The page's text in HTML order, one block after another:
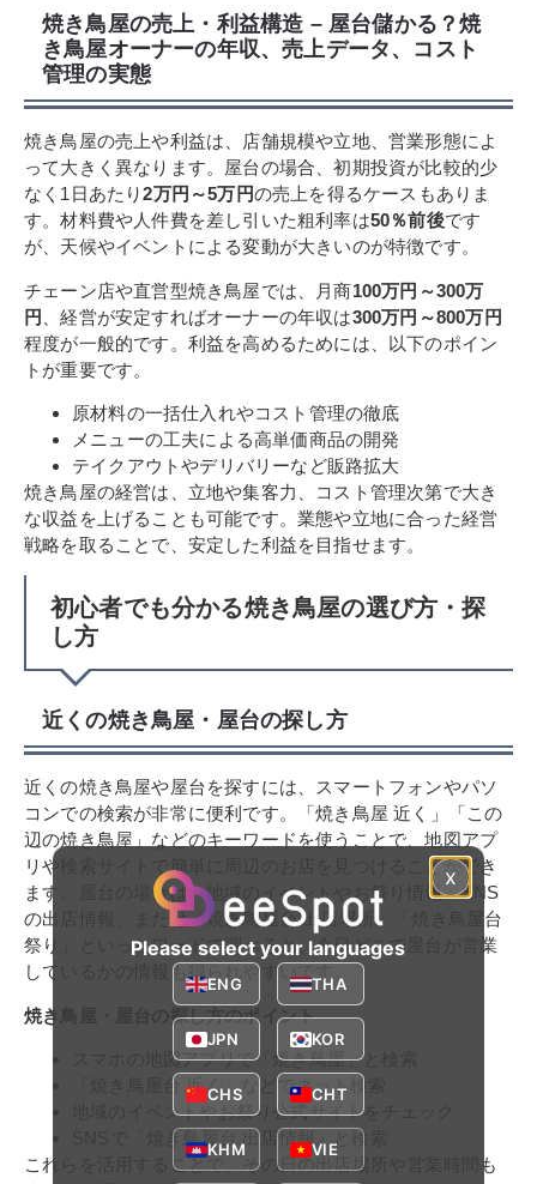
焼き鳥屋の売上・利益構造 – 屋台儲かる？焼
き鳥屋オーナーの年収、売上データ、コスト
管理の実態
焼き鳥屋の売上や利益は、店舗規模や立地、営業形態によ
って大きく異なります。屋台の場合、初期投資が比較的少
なく1日あたり2万円～5万円の売上を得るケースもありま
す。材料費や人件費を差し引いた粗利率は50％前後です
が、天候やイベントによる変動が大きいのが特徴です。
チェーン店や直営型焼き鳥屋では、月商100万円～300万
円
、経営が安定すればオーナーの年収は300万円～800万円
程度が一般的です。利益を高めるためには、以下のポイン
トが重要です。
原材料の一括仕入れやコスト管理の徹底
メニューの工夫による高単価商品の開発
テイクアウトやデリバリーなど販路拡大
焼き鳥屋の経営は、立地や集客力、コスト管理次第で大き
な収益を上げることも可能です。業態や立地に合った経営
戦略を取ることで、安定した利益を目指せます。
初心者でも分かる焼き鳥屋の選び方・探
し方
近くの焼き鳥屋・屋台の探し方
近くの焼き鳥屋や屋台を探すには、スマートフォンやパソ
コンでの検索が非常に便利です。「焼き鳥屋 近く」「この
辺の焼き鳥屋」などのキーワードを使うことで、地図アプ
リや検索サイトで簡単に周辺のお店を見つけることができ
ます。屋台の場合は、地域のイベントやお祭り情報、SNS
の出店情報、または「焼き鳥屋台 出店場所」「焼き鳥屋台
祭り」といったワードで調べると、今日どこで屋台が営業
しているかの情報も得られやすいです。
焼き鳥屋・屋台の探し方のポイント
スマホの地図アプリで「焼き鳥屋」と検索
「焼き鳥屋台 近く」などでネット検索
地域のイベントやお祭り公式サイトをチェック
SNSで「焼き鳥屋台 出店情報」と検索
これらを活用することで、その日の出店場所や営業時間も
x
Please select your languages
ENG THA
JPN KOR
CHS CHT
KHM VIE